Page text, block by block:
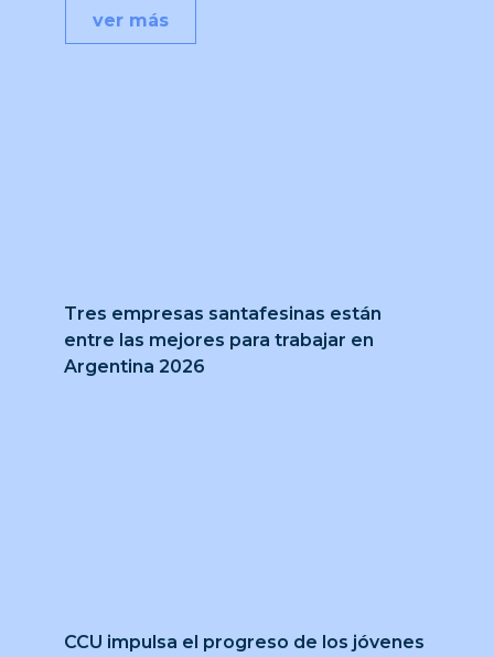
Tres empresas santafesinas están
entre las mejores para trabajar en
Argentina 2026
CCU impulsa el progreso de los jóvenes
ver más